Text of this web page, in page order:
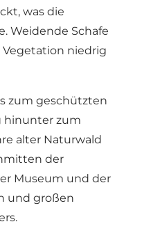
was die
Weidende Schafe
Vegetation niedrig
zum geschützten
hinunter zum
alter Naturwald
der
Museum und der
und großen